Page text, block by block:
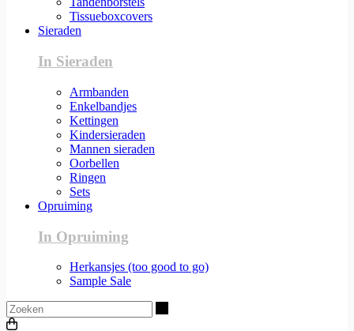
Tissueboxcovers
Sieraden
In Sieraden
Armbanden
Enkelbandjes
Kettingen
Kindersieraden
Mannen sieraden
Oorbellen
Ringen
Sets
Opruiming
In Opruiming
Herkansjes (too good to go)
Sample Sale